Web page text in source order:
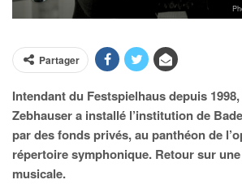
Partager
Intendant du Festspielhaus depuis
Zebhauser a installé l’institution de
par des fonds privés, au panthéon de
répertoire symphonique. Retour sur
musicale.